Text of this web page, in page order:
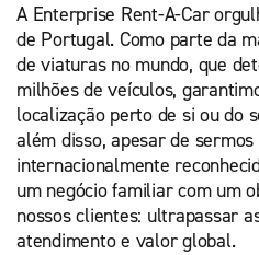
A Enterprise Rent-A-Car
de Portugal. Como parte da
de viaturas no mundo, que
milhões de veículos,
localização perto de si ou do
além disso, apesar de
internacionalmente
um negócio familiar com um
nossos clientes: ultrapassar
atendimento e valor global.